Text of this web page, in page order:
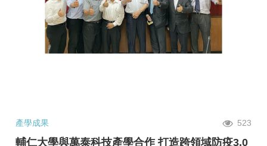
產學成果 523
輔仁大學與萬泰科技產學合作 打造跨領域防疫3.0